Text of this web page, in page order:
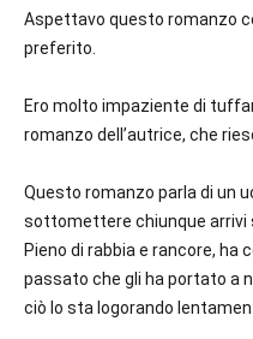
Aspettavo questo romanzo
preferito.
Ero molto impaziente di
romanzo dell’autrice, che
Questo romanzo parla di un
sottomettere chiunque arrivi
Pieno di rabbia e rancore,
passato che gli ha portato a
ciò lo sta logorando